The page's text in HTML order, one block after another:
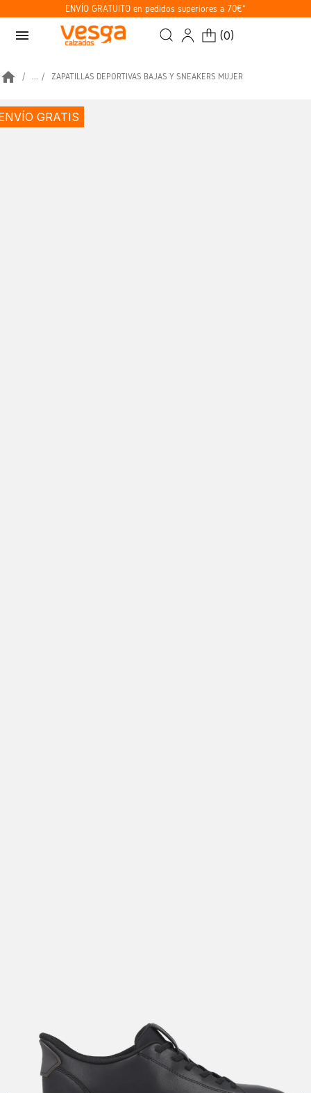
ENVÍO GRATUITO en pedidos superiores a 70€*
menu (0)
home ... ZAPATILLAS DEPORTIVAS BAJAS Y SNEAKERS MUJER
GRATIS